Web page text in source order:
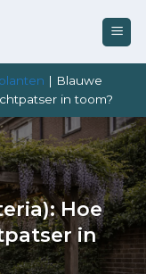
| Blauwe
in toom?
Hoe
in